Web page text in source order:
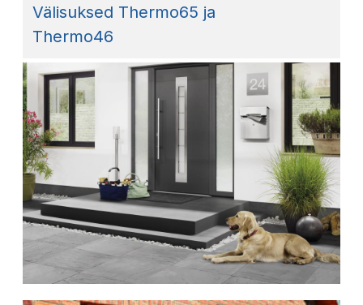
Välisuksed Thermo65 ja
Thermo46